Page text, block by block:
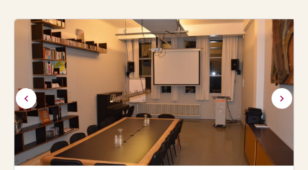
gemaakt worden van het sfeervolle, besloten binnenplein.